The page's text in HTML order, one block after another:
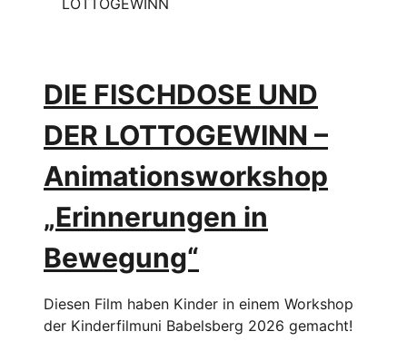
DIE FISCHDOSE UND
DER LOTTOGEWINN –
Animationsworkshop
„Erinnerungen in
Bewegung“
Diesen Film haben Kinder in einem Workshop
der Kinderfilmuni Babelsberg 2026 gemacht!